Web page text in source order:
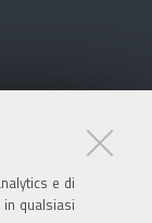
e di
qualsiasi